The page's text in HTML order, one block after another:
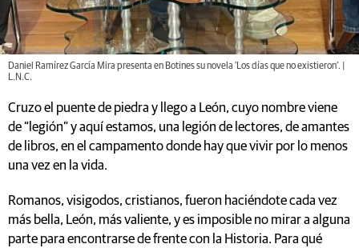
Daniel Ramírez García Mira presenta en Botines su novela ‘Los días que no existieron’. |
L.N.C.
Cruzo el puente de piedra y llego a León, cuyo nombre viene
de “legión” y aquí estamos, una legión de lectores, de amantes
de libros, en el campamento donde hay que vivir por lo menos
una vez en la vida.
Romanos, visigodos, cristianos, fueron haciéndote cada vez
más bella, León, más valiente, y es imposible no mirar a alguna
parte para encontrarse de frente con la Historia. Para qué